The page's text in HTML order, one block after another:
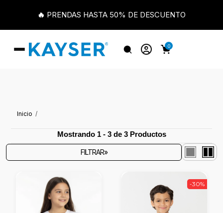
🔥 PRENDAS HASTA 50% DE DESCUENTO
0
Inicio
Mostrando 1 - 3 de 3 Productos
FILTRAR»
-30%